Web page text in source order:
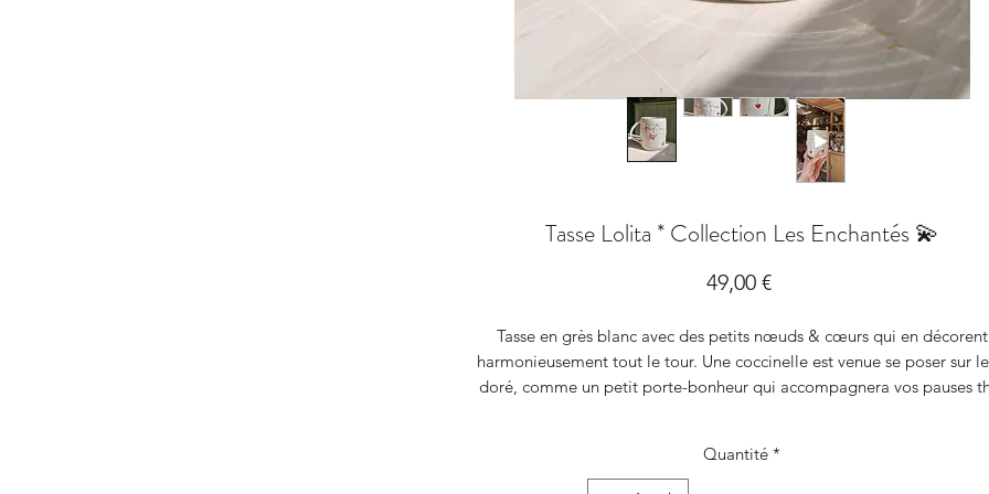
Tasse Lolita * Collection Les Enchantés 💫
49,00 €Prix
Tasse en grès blanc avec des petits nœuds & cœurs qui en décorent
harmonieusement tout le tour. Une coccinelle est venue se poser sur
doré, comme un petit porte-bonheur qui accompagnera vos pauses
d'or véritable viennent amener la touche finale à cette pièce précieuse.
Quantité *